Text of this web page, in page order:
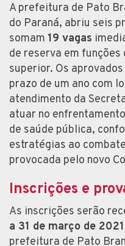
A prefeitura de Pato
do Paraná, abriu seis
somam 19 vagas
de reserva em
superior. Os
prazo de um ano com
atendimento da
atuar no
de saúde pública,
estratégias ao
provocada pelo novo
Inscrições e
As inscrições serão
a 31 de março de 2021
prefeitura de Pato